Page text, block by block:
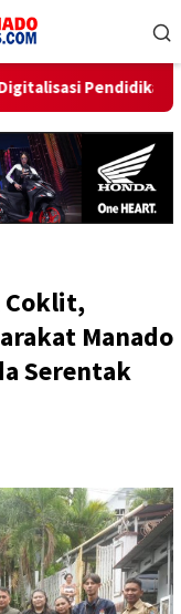
Negeri 1 Palu
Coklit,
Manado
Serentak